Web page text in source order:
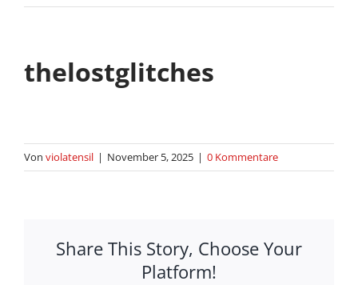
thelostglitches
Von violatensil | November 5, 2025 | 0 Kommentare
Share This Story, Choose Your
Platform!